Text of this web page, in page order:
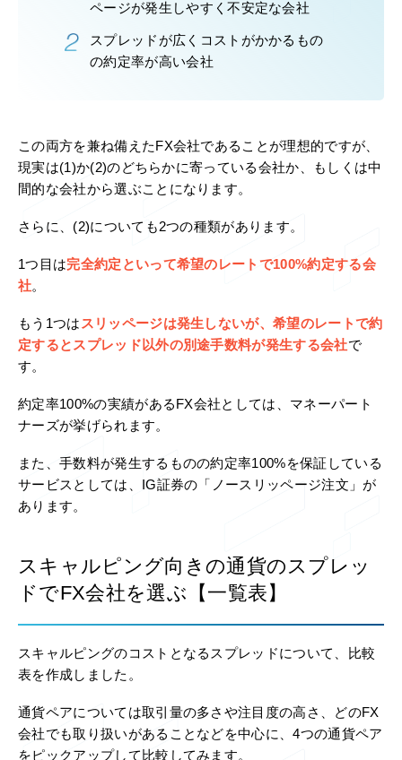
ページが発生しやすく不安定な会社
スプレッドが広くコストがかかるもの
の約定率が高い会社
この両方を兼ね備えたFX会社であることが理想的ですが、
現実は(1)か(2)のどちらかに寄っている会社か、もしくは中
間的な会社から選ぶことになります。
さらに、(2)についても2つの種類があります。
1つ目は完全約定といって希望のレートで100%約定する会
社。
もう1つはスリッページは発生しないが、希望のレートで約
定するとスプレッド以外の別途手数料が発生する会社で
す。
約定率100%の実績があるFX会社としては、マネーパート
ナーズが挙げられます。
また、手数料が発生するものの約定率100%を保証している
サービスとしては、IG証券の「ノースリッページ注文」が
あります。
スキャルピング向きの通貨のスプレッ
ドでFX会社を選ぶ【一覧表】
スキャルピングのコストとなるスプレッドについて、比較
表を作成しました。
通貨ペアについては取引量の多さや注目度の高さ、どのFX
会社でも取り扱いがあることなどを中心に、4つの通貨ペア
をピックアップして比較してみます。